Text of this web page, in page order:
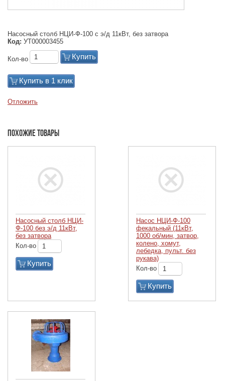
Насосный столб НЦИ-Ф-100 с э/д 11кВт, без затвора
Код: УТ000003455
Кол-во Купить
Купить в 1 клик
Отложить
Похожие товары
Насосный столб НЦИ-
Ф-100 без э/д 11кВт,
без затвора
Кол-во
Купить
Насос НЦИ-Ф-100
фекальный (11кВт,
1000 об/мин, затвор,
колено, хомут,
лебедка, пульт. без
рукава)
Кол-во
Купить